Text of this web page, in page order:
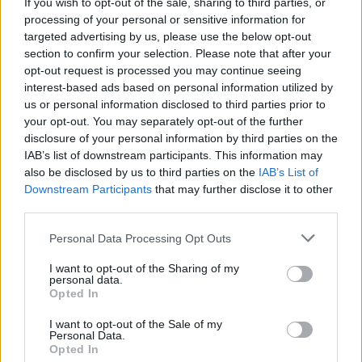
processing of your personal or sensitive information for
targeted advertising by us, please use the below opt-out
section to confirm your selection. Please note that after your
opt-out request is processed you may continue seeing
interest-based ads based on personal information utilized by
us or personal information disclosed to third parties prior to
your opt-out. You may separately opt-out of the further
disclosure of your personal information by third parties on the
IAB’s list of downstream participants. This information may
also be disclosed by us to third parties on the IAB’s List of
Downstream Participants that may further disclose it to other
Personal Data Processing Opt Outs
I want to opt-out of the Sharing of my
personal data.
Opted In
I want to opt-out of the Sale of my
Personal Data.
Opted In